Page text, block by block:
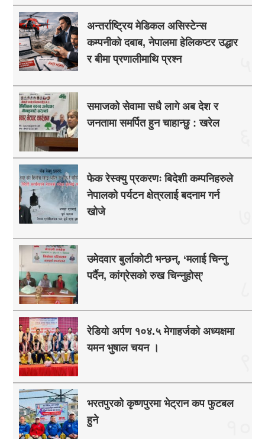
अन्तर्राष्ट्रिय मेडिकल असिस्टेन्स
कम्पनीको दबाब, नेपालमा हेलिकप्टर उद्धार
र बीमा प्रणालीमाथि प्रश्न
समाजको सेवामा सधै लागे अब देश र
जनतामा समर्पित हुन चाहान्छु : खरेल
फेक रेस्क्यु प्रकरणः बिदेशी कम्पनिहरुले
नेपालको पर्यटन क्षेत्रलाई बदनाम गर्न
खोजे
उमेदवार बुर्लाकोटी भन्छन्, ‘मलाई चिन्नु
पर्दैन, कांग्रेसको रुख चिन्नुहोस्’
रेडियो अर्पण १०४.५ मेगाहर्जको अध्यक्षमा
यमन भुषाल चयन ।
भरतपुरको कृष्णपुरमा भेट्रान कप फुटबल
हुने